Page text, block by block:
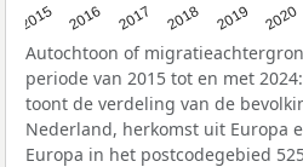
2015 2016 2017 2018 2019 2020
Autochtoon of
periode van 2015 tot en met
toont de verdeling van de
Nederland, herkomst uit Europa
Europa in het postcodegebied